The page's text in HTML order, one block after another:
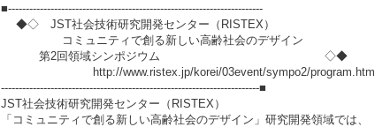
■------------------------------------------------------------------------
◆◇ JST社会技術研究開発センター（RISTEX）
コミュニティで創る新しい高齢社会のデザイン
第2回領域シンポジウム ◇◆
http://www.ristex.jp/korei/03event/sympo2/program.html
-------------------------------------------------------------------------■
JST社会技術研究開発センター（RISTEX）
「コミュニティで創る新しい高齢社会のデザイン」研究開発領域では、